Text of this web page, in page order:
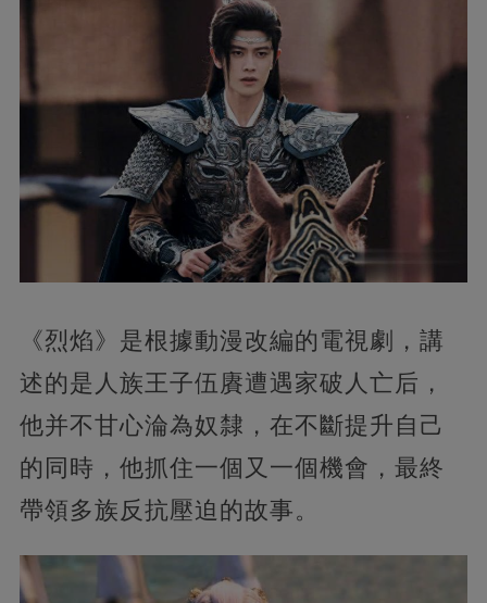
《烈焰》是根據動漫改編的電視劇，講
述的是人族王子伍賡遭遇家破人亡后，
他并不甘心淪為奴隸，在不斷提升自己
的同時，他抓住一個又一個機會，最終
帶領多族反抗壓迫的故事。